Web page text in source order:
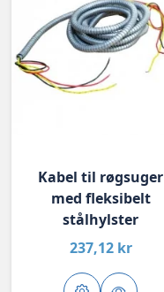
Kabel til røgsuger
med fleksibelt
stålhylster
237,12 kr